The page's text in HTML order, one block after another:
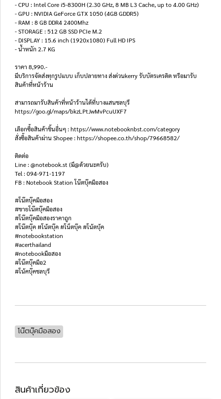
- CPU : Intel Core i5-8300H (2.30 GHz, 8 MB L3 Cache, up to 4.00 GHz)
- GPU : NVIDIA GeForce GTX 1050 (4GB GDDR5)
- RAM : 8 GB DDR4 2400Mhz
- STORAGE : 512 GB SSD PCIe M.2
- DISPLAY : 15.6 inch (1920x1080) Full HD IPS
- น้ำหนัก 2.7 KG
ราคา 8,990.-
มีบริการจัดส่งทุกรูปแบบ เก็บปลายทาง ส่งด่วนkerry รับบัตรเครดิต หรือมารับ
สินค้าที่หน้าร้าน
สามารถมารับสินค้าที่หน้าร้านได้ที่บางแสนชลบุรี
https://goo.gl/maps/bkzLPtJwMvPcuUXF7
เลือกซื้อสินค้าชิ้นอื่นๆ : https://www.notebooknbst.com/category
สั่งซื้อสินค้าผ่าน Shopee : https://shopee.co.th/shop/79668582/
ติดต่อ
Line : @notebook.st (มี@ด้วยนะครับ)
Tel : 094-971-1197
FB : Notebook Station โน๊ตบุ๊คมือสอง
#โน๊ตบุ๊คมือสอง
#ขายโน๊ตบุ๊คมือสอง
#โน๊ตบุ๊คมือสองราคาถูก
#โน๊ตบุ๊ค #โน้ตบุ๊ค #โน็ตบุ๊ค #โน้ตบุ้ค
#notebookstation
#acerthailand
#notebookมือสอง
#โน๊ตบุ๊คมือ2
#โน้คบุ๊คชลบุรี
โน๊ตบุ๊คมือสอง
สินค้าเกี่ยวข้อง